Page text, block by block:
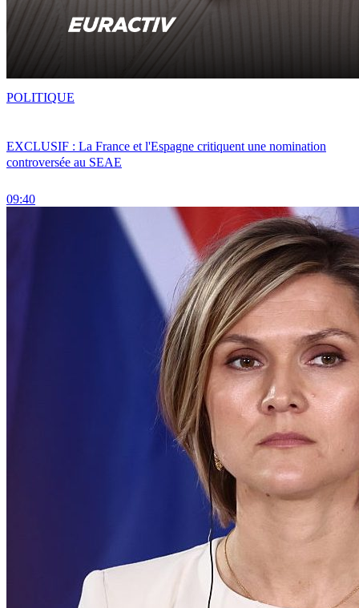
EXCLUSIF : La France et l'Espagne critiquent une nomination
controversée au SEAE
09:40
POLITIQUE